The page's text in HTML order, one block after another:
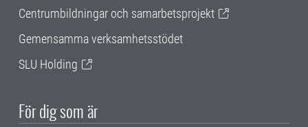
Centrumbildningar och samarbetsprojekt
Gemensamma verksamhetsstödet
SLU Holding
För dig som är